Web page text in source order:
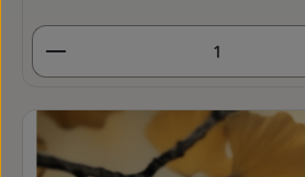
Produkt Anzahl: Gib den